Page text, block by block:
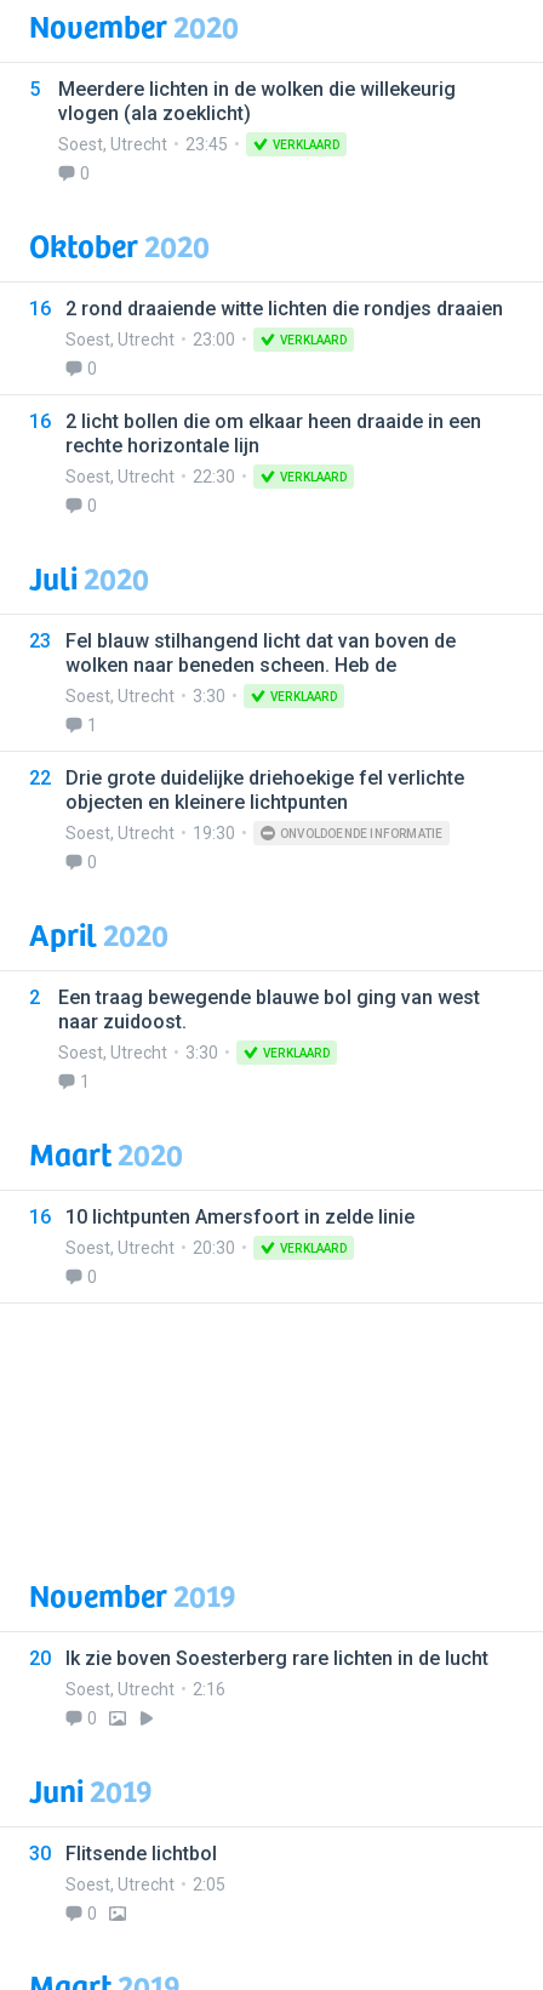
November2020
5
Meerdere lichten in de wolken die willekeurig
vlogen (ala zoeklicht)
Soest, Utrecht 23:45 VERKLAARD
0
Oktober2020
16 2 rond draaiende witte lichten die rondjes draaien
Soest, Utrecht 23:00 VERKLAARD
0
16
2 licht bollen die om elkaar heen draaide in een
rechte horizontale lijn
Soest, Utrecht 22:30 VERKLAARD
0
Juli2020
23
Fel blauw stilhangend licht dat van boven de
wolken naar beneden scheen. Heb de
Soest, Utrecht 3:30 VERKLAARD
1
22
Drie grote duidelijke driehoekige fel verlichte
objecten en kleinere lichtpunten
Soest, Utrecht 19:30 ONVOLDOENDE INFORMATIE
0
April2020
2
Een traag bewegende blauwe bol ging van west
naar zuidoost.
Soest, Utrecht 3:30 VERKLAARD
1
Maart2020
16 10 lichtpunten Amersfoort in zelde linie
Soest, Utrecht 20:30 VERKLAARD
0
November2019
20 Ik zie boven Soesterberg rare lichten in de lucht
Soest, Utrecht
2:16
0
Juni2019
30 Flitsende lichtbol
Soest, Utrecht
2:05
0